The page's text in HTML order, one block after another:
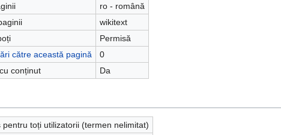
ro - română
wikitext
Permisă
către această pagină
0
conținut
Da
pentru toți utilizatorii (termen nelimitat)